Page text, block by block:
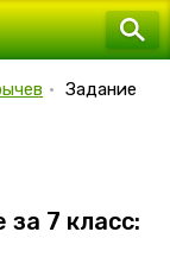
• Задание
за 7 класс: